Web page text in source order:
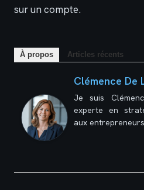
sur un compte.
À propos Articles récents
Clémence De
Je suis
experte en
aux